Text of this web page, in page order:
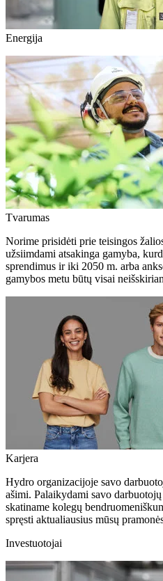
Energija
Tvarumas
Norime prisidėti prie teisingos
užsiimdami atsakinga gamyba,
sprendimus ir iki 2050 m. arba
gamybos metu būtų visai
Karjera
Hydro organizacijoje savo
ašimi. Palaikydami savo
skatiname kolegų
spręsti aktualiausius mūsų
Investuotojai